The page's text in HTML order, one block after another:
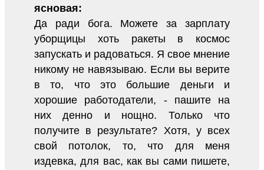
ясновая:
Да ради бога. Можете за зарплату
уборщицы хоть ракеты в космос
запускать и радоваться. Я свое мнение
никому не навязываю. Если вы верите
в то, что это большие деньги и
хорошие работодатели, - пашите на
них денно и нощно. Только что
получите в результате? Хотя, у всех
свой потолок, то, что для меня
издевка, для вас, как вы сами пишете,